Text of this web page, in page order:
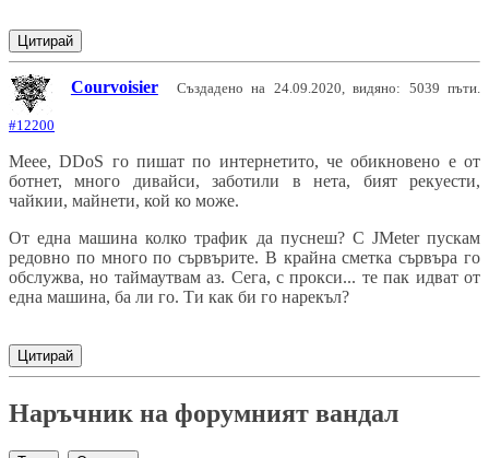
Цитирай
Courvoisier Създадено на 24.09.2020, видяно: 5039 пъти.
#12200
Meee, DDoS го пишат по интернетито, че обикновено е от
ботнет, много дивайси, заботили в нета, бият рекуести,
чайкии, майнети, кой ко може.
От една машина колко трафик да пуснеш? С JMeter пускам
редовно по много по сървърите. В крайна сметка сървъра го
обслужва, но таймаутвам аз. Сега, с прокси... те пак идват от
една машина, ба ли го. Ти как би го нарекъл?
Цитирай
Наръчник на форумният вандал